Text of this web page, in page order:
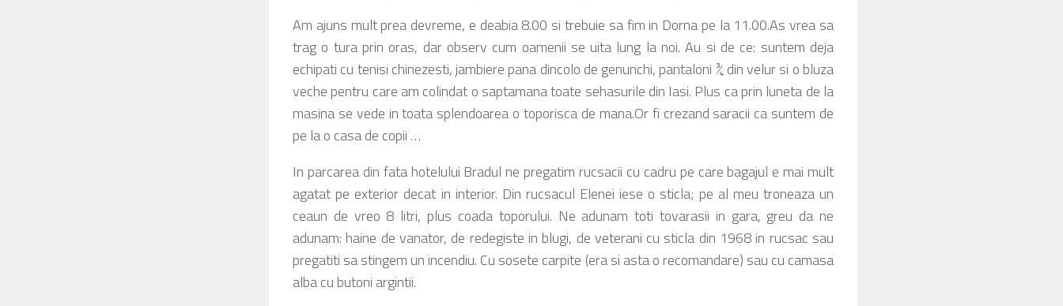
Am ajuns mult prea devreme, e deabia 8.00 si trebuie sa fim in Dorna pe la 11.00.As vrea sa
trag o tura prin oras, dar observ cum oamenii se uita lung la noi. Au si de ce: suntem deja
echipati cu tenisi chinezesti, jambiere pana dincolo de genunchi, pantaloni ¾ din velur si o bluza
veche pentru care am colindat o saptamana toate sehasurile din Iasi. Plus ca prin luneta de la
masina se vede in toata splendoarea o toporisca de mana.Or fi crezand saracii ca suntem de
pe la o casa de copii …
In parcarea din fata hotelului Bradul ne pregatim rucsacii cu cadru pe care bagajul e mai mult
agatat pe exterior decat in interior. Din rucsacul Elenei iese o sticla; pe al meu troneaza un
ceaun de vreo 8 litri, plus coada toporului. Ne adunam toti tovarasii in gara, greu da ne
adunam: haine de vanator, de redegiste in blugi, de veterani cu sticla din 1968 in rucsac sau
pregatiti sa stingem un incendiu. Cu sosete carpite (era si asta o recomandare) sau cu camasa
alba cu butoni argintii.